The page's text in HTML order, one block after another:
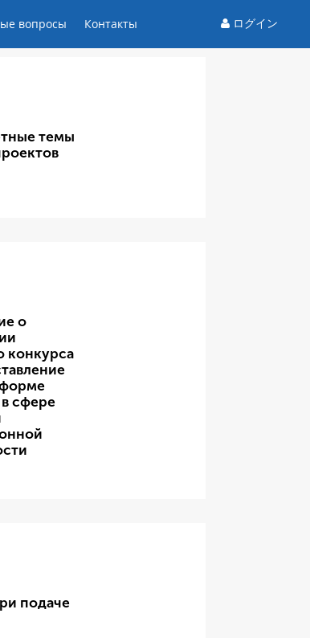
вопросы Контакты ログイン
темы
о
конкурса
форме
сфере
подаче